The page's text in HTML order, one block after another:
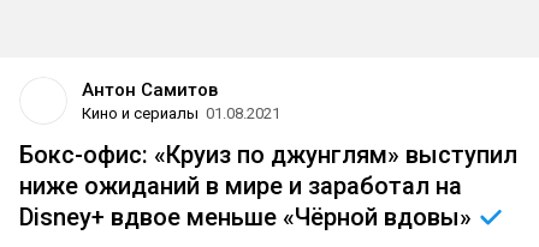
Антон Самитов
Кино и сериалы 01.08.2021
Бокс-офис: «Круиз по джунглям» выступил
ниже ожиданий в мире и заработал на
Disney+ вдвое меньше «Чёрной вдовы»